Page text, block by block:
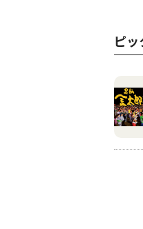
ピッ